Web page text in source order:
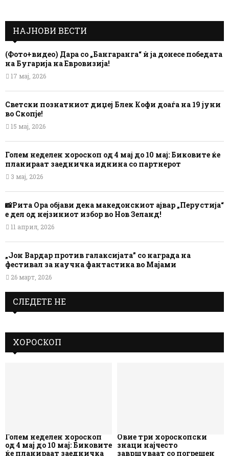
НАЈНОВИ ВЕСТИ
(Фото+видео) Дара со „Бангаранга“ ѝ ја донесе победата
на Бугарија на Евровизија!
17 мај, 2026
Светски познатниот диџеј Блек Кофи доаѓа на 19 јуни
во Скопје!
15 мај, 2026
Голем неделен хороскоп од 4 мај до 10 мај: Биковите ќе
планираат заедничка иднина со партнерот
3 мај, 2026
📸Рита Ора објави дека македонскиот ајвар „Перустија“
е дел од нејзиниот избор во Нов Зеланд!
11 април, 2026
„Јон Вардар против галаксијата” со награда на
фестивал за научна фантастика во Мајами
26 март, 2026
СЛЕДЕТЕ НЕ
ХОРОСКОП
Голем неделен хороскоп
од 4 мај до 10 мај: Биковите
ќе планираат заедничка
Овие три хороскопски
знаци најчесто
завршуваат со погрешен